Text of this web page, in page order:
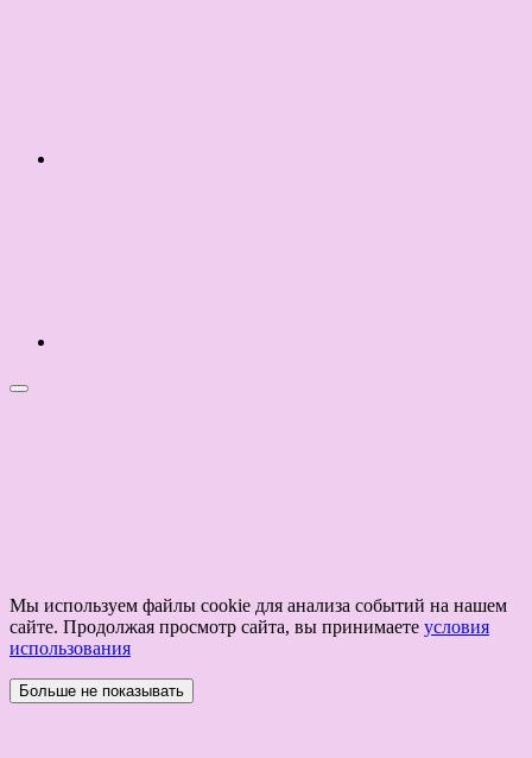
Мы используем файлы cookie для анализа событий на нашем
сайте. Продолжая просмотр сайта, вы принимаете условия
использования
Больше не показывать